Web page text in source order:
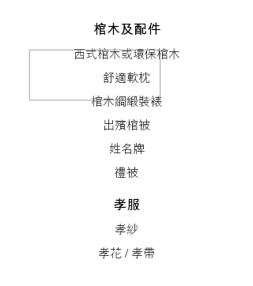
棺木及配件
西式棺木或環保棺木
舒適軟枕
棺木綢緞裝裱
出殯棺被
姓名牌
禮被
孝服
孝紗
孝花 / 孝帶